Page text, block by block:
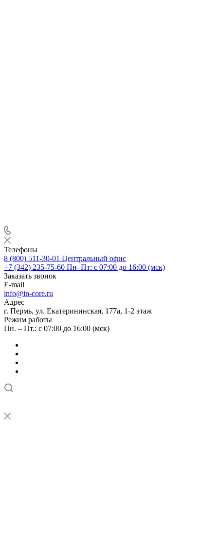
Телефоны
8 (800) 511-30-01 Центральный офис
+7 (342) 235-75-60 Пн–Пт: с 07:00 до 16:00 (мск)
Заказать звонок
E-mail
info@in-core.ru
Адрес
г. Пермь, ул. ​Екатерининская, 177а, ​1-2 этаж
Режим работы
Пн. – Пт.: с 07:00 до 16:00 (мск)